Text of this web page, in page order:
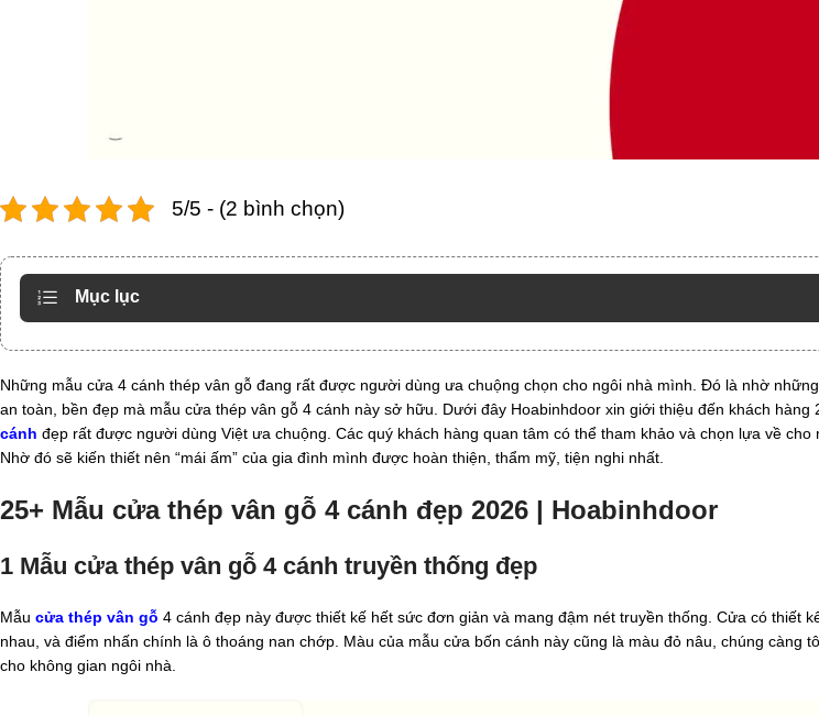
5/5 - (2 bình chọn)
Mục lục
Những mẫu cửa 4 cánh thép vân gỗ đang rất được người dùng ưa chuộng chọn cho ngôi nhà mình. Đó là nhờ
an toàn, bền đẹp mà mẫu cửa thép vân gỗ 4 cánh này sở hữu. Dưới đây Hoabinhdoor xin giới thiệu đến khách hàng
cánh đẹp rất được người dùng Việt ưa chuộng. Các quý khách hàng quan tâm có thể tham khảo và chọn lựa về cho
Nhờ đó sẽ kiến thiết nên “mái ấm” của gia đình mình được hoàn thiện, thẩm mỹ, tiện nghi nhất.
25+ Mẫu cửa thép vân gỗ 4 cánh đẹp 2026 | Hoabinhdoor
1 Mẫu cửa thép vân gỗ 4 cánh truyền thống đẹp
Mẫu cửa thép vân gỗ 4 cánh đẹp này được thiết kế hết sức đơn giản và mang đậm nét truyền thống. Cửa có thiết
nhau, và điểm nhấn chính là ô thoáng nan chớp. Màu của mẫu cửa bốn cánh này cũng là màu đỏ nâu, chúng càng
cho không gian ngôi nhà.